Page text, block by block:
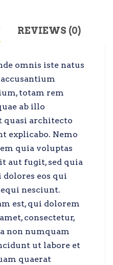
REVIEWS (0)
omnis iste natus
totam rem
ab illo
quasi architecto
explicabo. Nemo
quia voluptas
aut fugit, sed quia
eos qui
nesciunt.
est, qui dolorem
consectetur,
non numquam
ut labore et
quaerat